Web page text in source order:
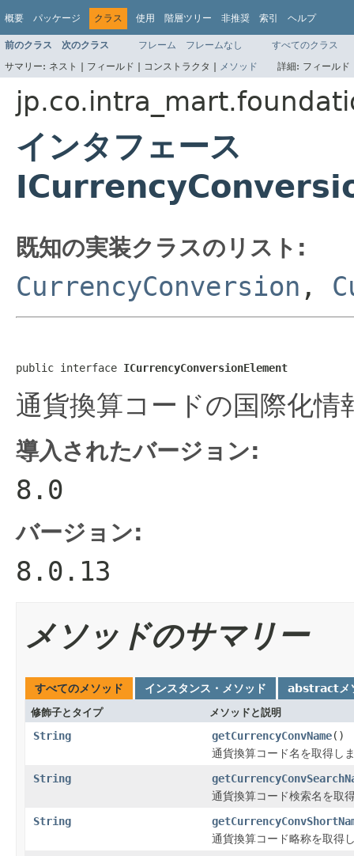
概要 パッケージ クラス 使用 階層ツリー 非推奨 索引 ヘルプ
前のクラス 次のクラス フレーム フレームなし
すべてのクラス
サマリー: ネスト | フィールド | コンストラクタ | メソッド 詳細: フィール
インタフェース
既知の実装クラスのリスト:
CurrencyConversion ,
public interface ICurrencyConversionElement
通貨換算コードの国際化
導入されたバージョン:
8.0
バージョン:
8.0.13
メソッドのサマリー
すべてのメソッド インスタンス・メソッド abstractメ
修飾子とタイプ メソッドと説明
String getCurrencyConvName()
通貨換算コード名を取得し
String
通貨換算コード検索名を取
String
通貨換算コード略称を取得